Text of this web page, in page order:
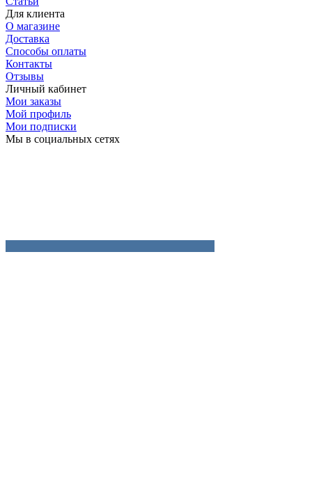
Для клиента
О магазине
Доставка
Способы оплаты
Контакты
Отзывы
Личный кабинет
Мои заказы
Мой профиль
Мои подписки
Мы в социальных сетях